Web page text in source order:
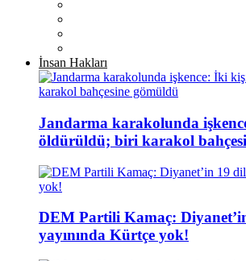
İnsan Hakları
Jandarma karakolunda
öldürüldü; biri karakol
DEM Partili Kamaç:
yayınında Kürtçe yok!